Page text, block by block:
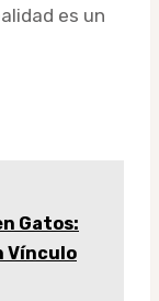
es un
Gatos:
Vínculo